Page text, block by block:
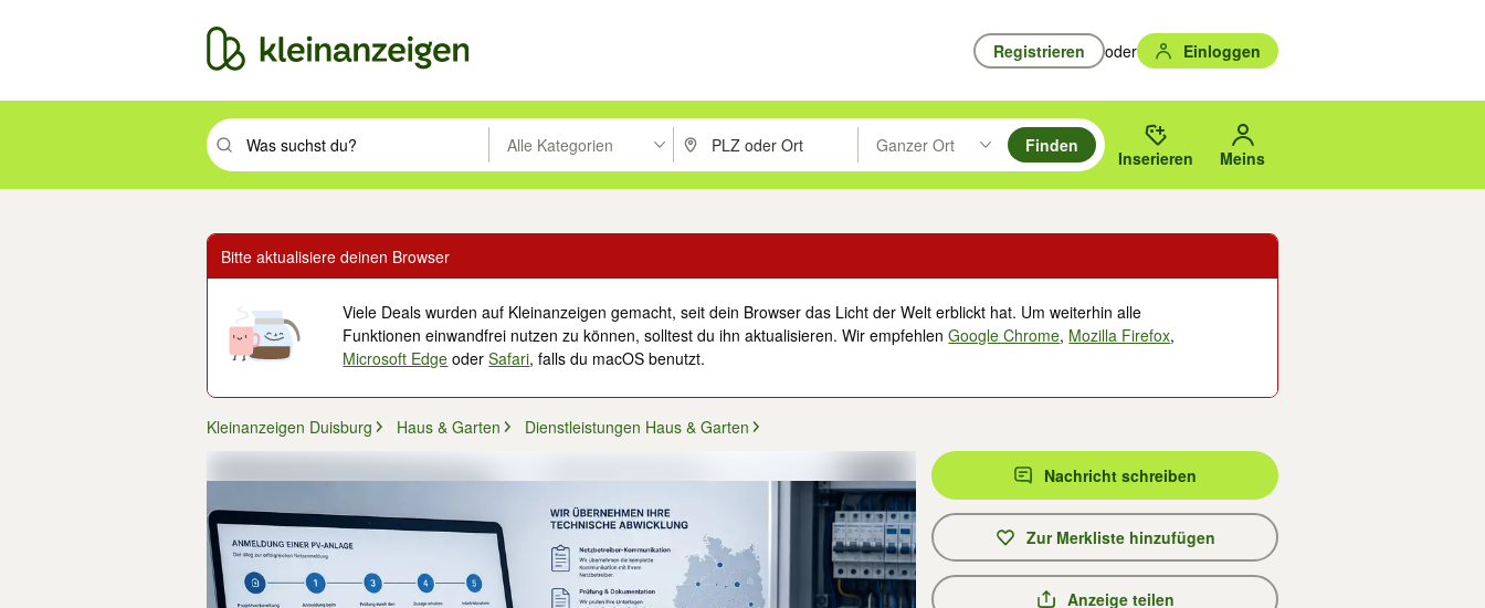
Registrieren oder Einloggen
Suchbegriff eingeben. Eingabetaste drücken um zu suchen, oder Vorschläge mit den Pfeiltasten nach oben/unten durchsuchen und mit Eingabetaste auswählen.
Alle Kategorien PLZ oder Ort eingeben. Eingabetaste drücken um zu suchen, oder Vorschläge mit den Pfeiltasten nach oben/
Ganzer Ort
Suche im Umkreis des gewählten Orts oder PLZ.
Finden
Inserieren Meins
Bitte aktualisiere deinen Browser
Viele Deals wurden auf Kleinanzeigen gemacht, seit dein Browser das Licht der Welt erblickt hat. Um weiterhin alle
Funktionen einwandfrei nutzen zu können, solltest du ihn aktualisieren. Wir empfehlenGoogle Chrome, Mozilla Firefox,
Microsoft Edge oderSafari, falls du macOS benutzt.
Kleinanzeigen Duisburg Haus & Garten Dienstleistungen Haus & Garten
Nachricht schreiben
Zur Merkliste hinzufügen
Anzeige teilen